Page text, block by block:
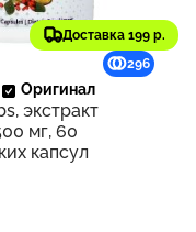
Доставка 199 р.
296
Оригинал
экстракт
мг, 60
капсул